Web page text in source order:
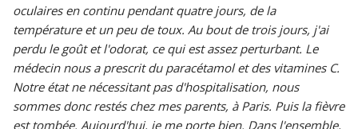
oculaires en continu pendant quatre jours, de la
température et un peu de toux. Au bout de trois jours, j'ai
perdu le goût et l'odorat, ce qui est assez perturbant. Le
médecin nous a prescrit du paracétamol et des vitamines C.
Notre état ne nécessitant pas d'hospitalisation, nous
sommes donc restés chez mes parents, à Paris. Puis la fièvre
est tombée. Aujourd'hui, je me porte bien. Dans l'ensemble,